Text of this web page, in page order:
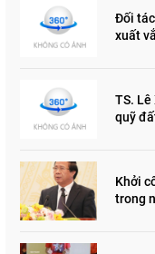
Đối
xuất
TS.
quỹ
Khởi
trong